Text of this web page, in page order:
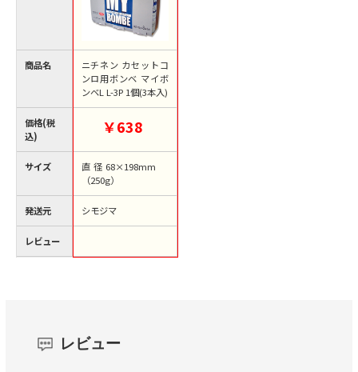
商品名
価格(税
込)
サイズ
発送元
レビュー
ニチネン カセットコ
ンロ用ボンベ マイボ
ンベL L-3P 1個(3本入)
￥638
直径68×198mm
（250g）
シモジマ
レビュー